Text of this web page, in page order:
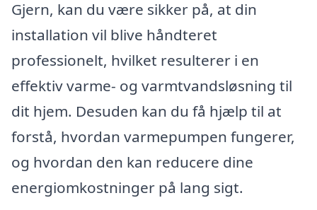
Gjern, kan du være sikker på, at din
installation vil blive håndteret
professionelt, hvilket resulterer i en
effektiv varme- og varmtvandsløsning til
dit hjem. Desuden kan du få hjælp til at
forstå, hvordan varmepumpen fungerer,
og hvordan den kan reducere dine
energiomkostninger på lang sigt.